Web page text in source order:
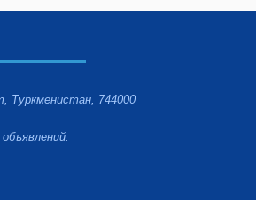
Туркменистан, 744000